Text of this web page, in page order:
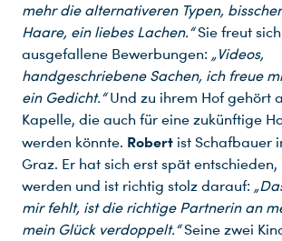
mehr die alternativeren Typen,
Haare, ein liebes Lachen.“Sie freut
ausgefallene Bewerbungen: „Videos,
handgeschriebene Sachen, ich freue
ein Gedicht.“Und zu ihrem Hof gehört
Kapelle, die auch für eine zukünftige
werden könnte. Robert ist Schafbauer
Graz. Er hat sich erst spät entschieden,
werden und ist richtig stolz darauf:
mir fehlt, ist die richtige Partnerin an
mein Glück verdoppelt.“Seine zwei